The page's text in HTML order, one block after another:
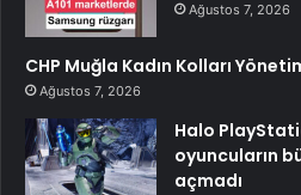
Ağustos 7, 2026
CHP Muğla Kadın Kolları
Ağustos 7, 2026
Halo
oyuncuların
açmadı